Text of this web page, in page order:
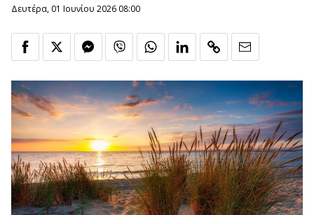
Δευτέρα, 01 Ιουνίου 2026 08:00